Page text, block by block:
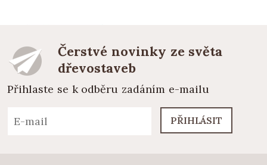
Čerstvé novinky ze světa
dřevostaveb
Přihlaste se k odběru zadáním e-mailu
PŘIHLÁSIT